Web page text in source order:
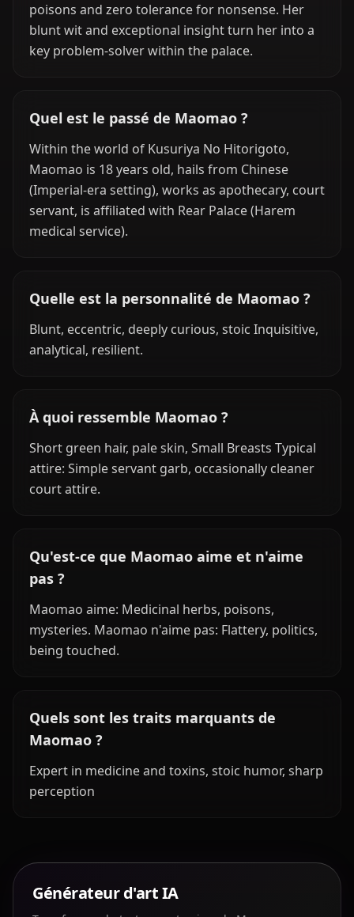
poisons and zero tolerance for nonsense. Her
blunt wit and exceptional insight turn her into a
key problem-solver within the palace.
Quel est le passé de Maomao ?
Within the world of Kusuriya No Hitorigoto,
Maomao is 18 years old, hails from Chinese
(Imperial-era setting), works as apothecary, court
servant, is affiliated with Rear Palace (Harem
medical service).
Quelle est la personnalité de Maomao ?
Blunt, eccentric, deeply curious, stoic Inquisitive,
analytical, resilient.
À quoi ressemble Maomao ?
Short green hair, pale skin, Small Breasts Typical
attire: Simple servant garb, occasionally cleaner
court attire.
Qu'est-ce que Maomao aime et n'aime
pas ?
Maomao aime: Medicinal herbs, poisons,
mysteries. Maomao n'aime pas: Flattery, politics,
being touched.
Quels sont les traits marquants de
Maomao ?
Expert in medicine and toxins, stoic humor, sharp
perception
Générateur d'art IA